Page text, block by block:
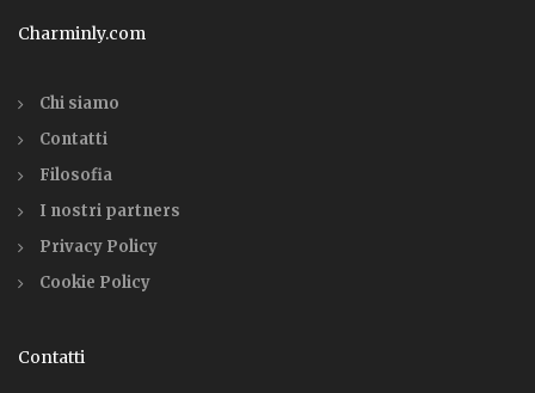
Charminly.com
Chi siamo
Contatti
Filosofia
I nostri partners
Privacy Policy
Cookie Policy
Contatti